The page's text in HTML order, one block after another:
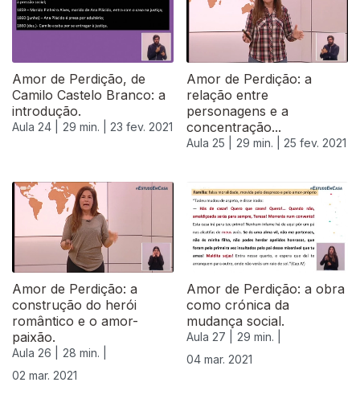
Amor de Perdição, de
Camilo Castelo Branco: a
introdução.
Aula 24 | 29 min. | 23 fev. 2021
Amor de Perdição: a
relação entre
personagens e a
concentração...
Aula 25 | 29 min. | 25 fev. 2021
Amor de Perdição: a
construção do herói
romântico e o amor-
paixão.
Aula 26 |
28 min. |
02 mar. 2021
Amor de Perdição: a obra
como crónica da
mudança social.
Aula 27 |
29 min. |
04 mar. 2021